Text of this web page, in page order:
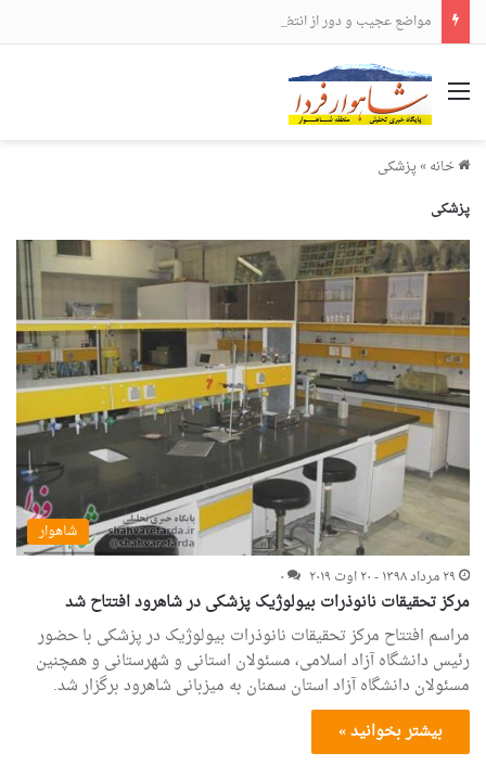
مواضع عجیب و دور از انتظار علی لاریجانی
منو
خانه»پزشکی
پزشکی
شاهوار
۲۹ مرداد ۱۳۹۸ - ۲۰ اوت ۲۰۱۹
۰
مرکز تحقیقات نانوذرات بیولوژیک پزشکی در شاهرود افتتاح شد
مراسم افتتاح مرکز تحقیقات نانوذرات بیولوژیک در پزشکی با حضور
رئیس دانشگاه آزاد اسلامی، مسئولان استانی و شهرستانی و همچنین
مسئولان دانشگاه آزاد استان سمنان به میزبانی شاهرود برگزار شد.
بیشتر بخوانید »